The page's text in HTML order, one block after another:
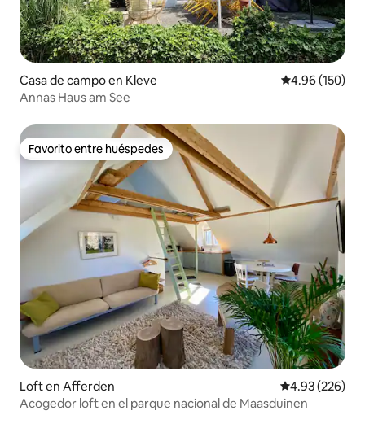
Casa de campo en Kleve Calificación
4.96 (150)
Annas Haus am See
Favorito entre huéspedes
Favorito entre huéspedes
Loft en Afferden Calificación
4.93 (226)
Acogedor loft en el parque nacional de Maasduinen